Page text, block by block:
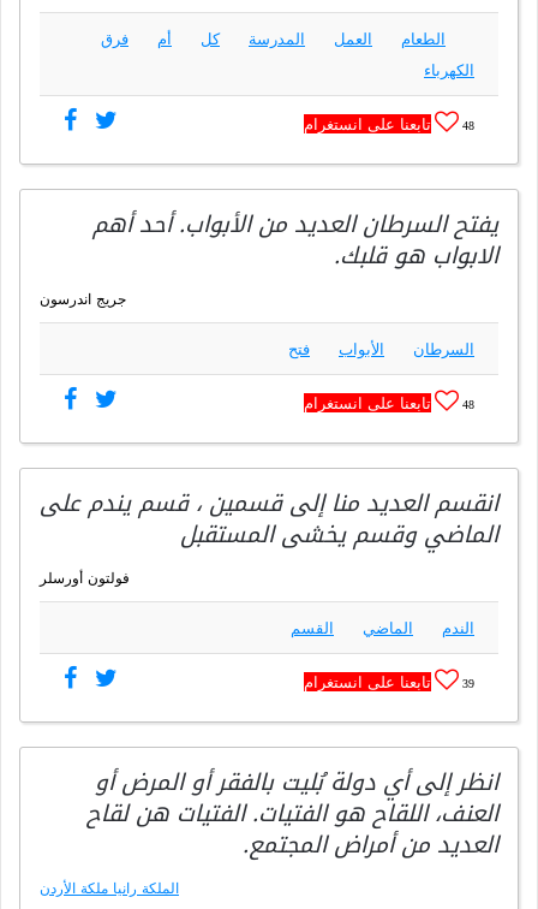
الطعام العمل المدرسة كل أم
فرق
الكهرباء
48 تابعنا على انستغرام
يفتح السرطان العديد من الأبواب. أحد أهم
الابواب هو قلبك.
جريج اندرسون
السرطان الأبواب فتح
48 تابعنا على انستغرام
انقسم العديد منا إلى قسمين ، قسم يندم على
الماضي وقسم يخشى المستقبل
فولتون أورسلر
الندم الماضي القسم
39 تابعنا على انستغرام
انظر إلى أي دولة بُليت بالفقر أو المرض أو
العنف، اللقاح هو الفتيات. الفتيات هن لقاح
العديد من أمراض المجتمع.
الملكة رانيا ملكة الأردن